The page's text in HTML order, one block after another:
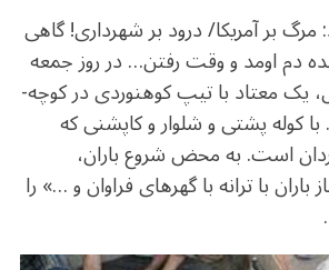
بر آمریکا/ درود بر شهرداری! گاهی
دم اومد و وقت رفتن… در روز جمعه
دهم فروردین امسال، یک معتاد با تیپ کوهنوردی در کوچه­
کوله پشتی و شلوار و کاپشنی که
است. به محض شروع باران،
با ترانه با گهرهای فراوان و …» را